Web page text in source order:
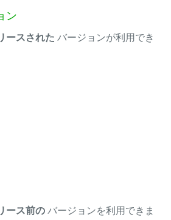
ン
ースされた バージョンが利用でき
ース前の バージョンを利用できま